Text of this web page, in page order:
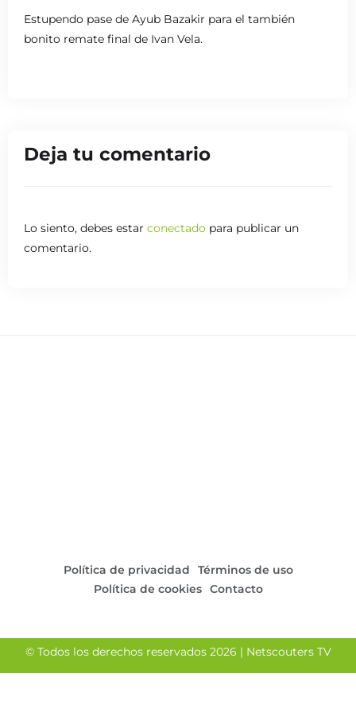
Estupendo pase de Ayub Bazakir para el también
bonito remate final de Ivan Vela.
Deja tu comentario
Lo siento, debes estar conectado para publicar un
comentario.
Política de privacidad
Términos de uso
Política de cookies Contacto
© Todos los derechos reservados 2026 | Netscouters TV